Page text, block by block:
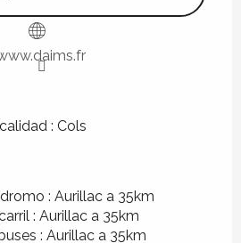
: Cols
: Aurillac a 35km
: Aurillac a 35km
: Aurillac a 35km